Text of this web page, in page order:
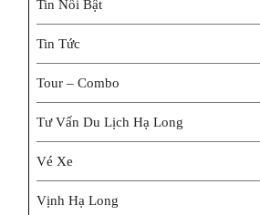
Tin Nổi Bật
Tin Tức
Tour – Combo
Tư Vấn Du Lịch Hạ Long
Vé Xe
Vịnh Hạ Long